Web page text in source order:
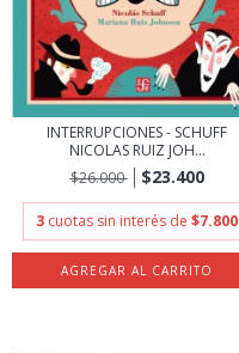
INTERRUPCIONES - SCHUFF
NICOLAS RUIZ JOH...
$26.000
$23.400
3 cuotas sin interés de $7.800